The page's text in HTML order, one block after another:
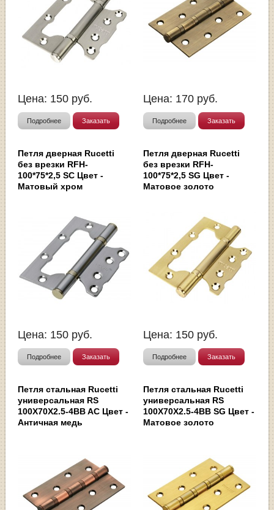
Цена: 150 руб.
Подробнее Заказать
Цена: 170 руб.
Подробнее Заказать
Петля дверная Rucetti
без врезки RFH-
100*75*2,5 SC Цвет -
Матовый хром
Цена: 150 руб.
Подробнее Заказать
Петля дверная Rucetti
без врезки RFH-
100*75*2,5 SG Цвет -
Матовое золото
Цена: 150 руб.
Подробнее Заказать
Петля стальная Rucetti
универсальная RS
100X70X2.5-4BB AC Цвет -
Античная медь
Петля стальная Rucetti
универсальная RS
100X70X2.5-4BB SG Цвет -
Матовое золото